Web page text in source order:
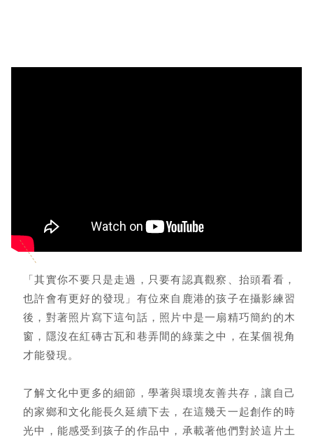
「其實你不要只是走過，只要有認真觀察、抬頭看看，
也許會有更好的發現」有位來自鹿港的孩子在攝影練習
後，對著照片寫下這句話，照片中是一扇精巧簡約的木
窗，隱沒在紅磚古瓦和巷弄間的綠葉之中，在某個視角
才能發現。
了解文化中更多的細節，學著與環境友善共存，讓自己
的家鄉和文化能長久延續下去，在這幾天一起創作的時
光中，能感受到孩子的作品中，承載著他們對於這片土